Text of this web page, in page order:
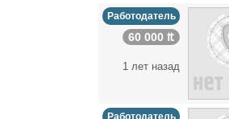
Работодатель
60 000 ₶
1 лет назад
Работодатель